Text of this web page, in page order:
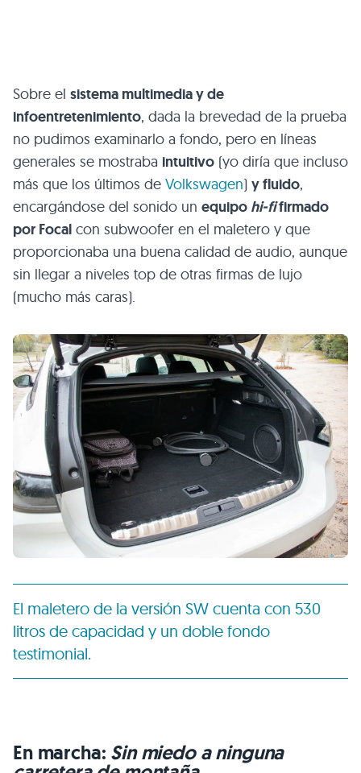
Sobre el sistema multimedia y de
infoentretenimiento, dada la brevedad de la prueba
no pudimos examinarlo a fondo, pero en líneas
generales se mostraba intuitivo (yo diría que incluso
más que los últimos de Volkswagen) y fluido,
encargándose del sonido un equipo hi-fifirmado
por Focal con subwoofer en el maletero y que
proporcionaba una buena calidad de audio, aunque
sin llegar a niveles top de otras firmas de lujo
(mucho más caras).
El maletero de la versión SW cuenta con 530
litros de capacidad y un doble fondo
testimonial.
En marcha: Sin miedo a ninguna